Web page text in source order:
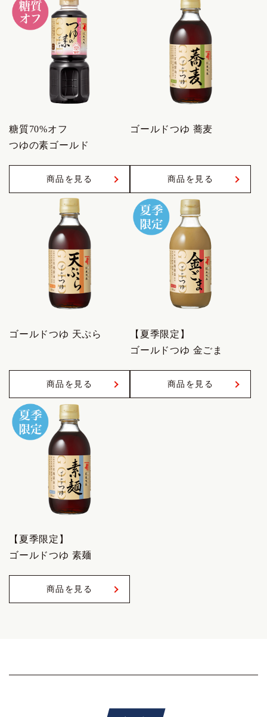
糖質70%オフ
つゆの素ゴールド
商品を見る
ゴールドつゆ 蕎麦
商品を見る
ゴールドつゆ 天ぷら
商品を見る
【夏季限定】
ゴールドつゆ 金ごま
商品を見る
【夏季限定】
ゴールドつゆ 素麺
商品を見る